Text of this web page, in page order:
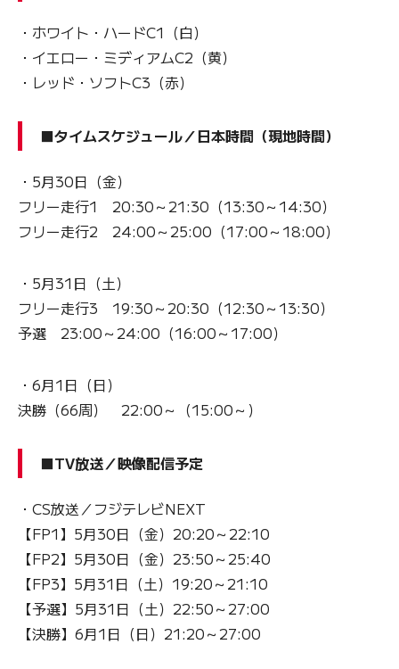
・ホワイト・ハードC1（白）
・イエロー・ミディアムC2（黄）
・レッド・ソフトC3（赤）
■タイムスケジュール／日本時間（現地時間）
・5月30日（金）
フリー走行1 20:30～21:30（13:30～14:30）
フリー走行2 24:00～25:00（17:00～18:00）
・5月31日（土）
フリー走行3 19:30～20:30（12:30～13:30）
予選 23:00～24:00（16:00～17:00）
・6月1日（日）
決勝（66周） 22:00～（15:00～）
■TV放送／映像配信予定
・CS放送／フジテレビNEXT
【FP1】5月30日（金）20:20～22:10
【FP2】5月30日（金）23:50～25:40
【FP3】5月31日（土）19:20～21:10
【予選】5月31日（土）22:50～27:00
【決勝】6月1日（日）21:20～27:00